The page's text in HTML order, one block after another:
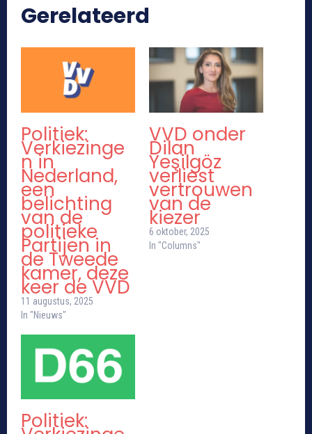
Gerelateerd
Politiek:
Verkiezinge
n in
Nederland,
een
belichting
van de
politieke
Partijen in
de Tweede
kamer, deze
keer de VVD
11 augustus, 2025
In "Nieuws"
VVD onder
Dilan
Yeşilgöz
verliest
vertrouwen
van de
kiezer
6 oktober, 2025
In "Columns"
Politiek: